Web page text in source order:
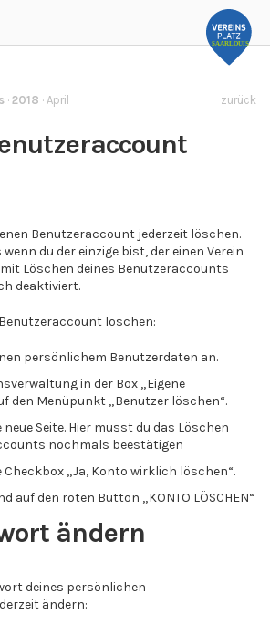
· 2018 · April zurück
Benutzeraccount jederzeit löschen.
du der einzige bist, der einen Verein
Löschen deines Benutzeraccounts
deaktiviert.
löschen:
persönlichem Benutzerdaten an.
in der Box „Eigene
den Menüpunkt „Benutzer löschen“.
Seite. Hier musst du das Löschen
nochmals beestätigen
Checkbox „Ja, Konto wirklich löschen“.
auf den roten Button „KONTO LÖSCHEN“
ändern
deines persönlichen
ändern: